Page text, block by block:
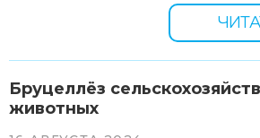
Бруцеллёз
животных